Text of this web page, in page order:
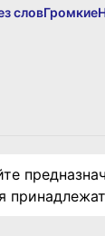
словГромкие